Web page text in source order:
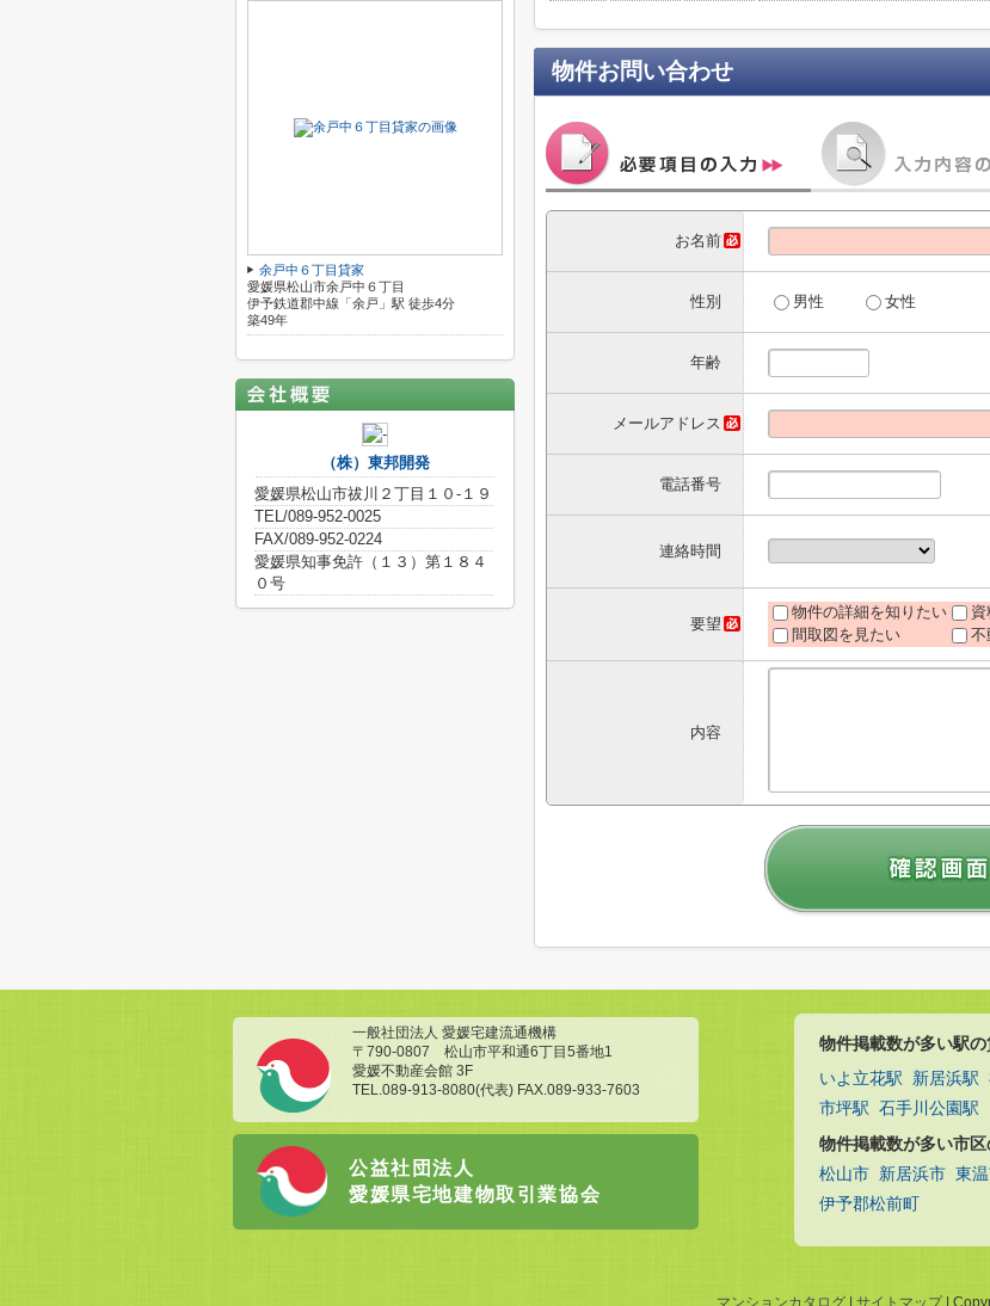
物件お問い合わせ
お名前
性別 男性 女性
年齢
メールアドレス
電話番号
連絡時間
要望
物件の詳細を知りたい
間取図を見たい
不
内容
余戸中６丁目貸家
愛媛県松山市余戸中６丁目
伊予鉄道郡中線「余戸」駅 徒歩4分
築49年
（株）東邦開発
愛媛県松山市祓川２丁目１０-１９
TEL/089-952-0025
FAX/089-952-0224
愛媛県知事免許（１３）第１８４
０号
一般社団法人 愛媛宅建流通機構
〒790-0807 松山市平和通6丁目5番地1
愛媛不動産会館 3F
TEL.089-913-8080(代表) FAX.089-933-7603
公益社団法人
愛媛県宅地建物取引業協会
物件掲載数が多い駅
いよ立花駅 新居浜駅
市坪駅 石手川公園駅
物件掲載数が多い市
松山市 新居浜市 東
伊予郡松前町
マンションカタログ
サイトマップ|